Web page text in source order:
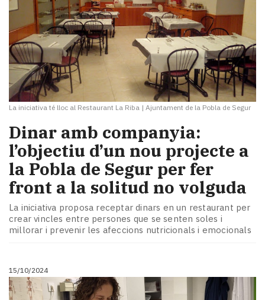
La iniciativa té lloc al Restaurant La Riba | Ajuntament de la Pobla de Segur
Dinar amb companyia:
l’objectiu d’un nou projecte a
la Pobla de Segur per fer
front a la solitud no volguda
La iniciativa proposa receptar dinars en un restaurant per
crear vincles entre persones que se senten soles i
millorar i prevenir les afeccions nutricionals i emocionals
15/10/2024